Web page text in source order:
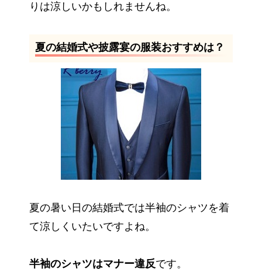
りは涼しいかもしれませんね。
夏の結婚式や披露宴の服装おすすめは？
夏の暑い日の結婚式では半袖のシャツを着
て涼しくいたいですよね。
半袖のシャツはマナー違反です。